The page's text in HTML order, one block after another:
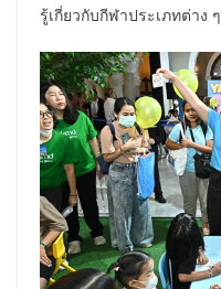
รู้เกี่ยวกับกีฬาประเภทต่าง ๆ